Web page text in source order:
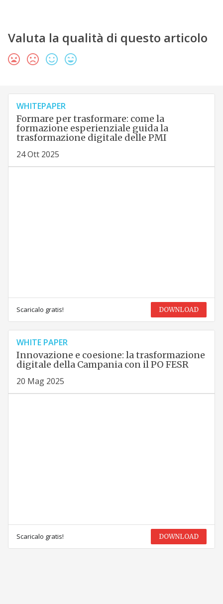
Valuta la qualità di questo articolo
WHITEPAPER
Formare per trasformare: come la
formazione esperienziale guida la
trasformazione digitale delle PMI
24 Ott 2025
Scaricalo gratis! DOWNLOAD
WHITE PAPER
Innovazione e coesione: la trasformazione
digitale della Campania con il PO FESR
20 Mag 2025
Scaricalo gratis! DOWNLOAD